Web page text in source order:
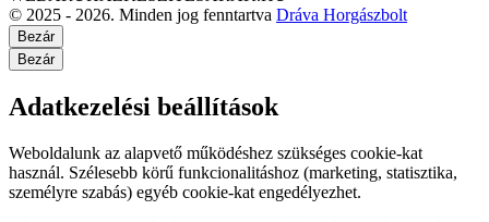
© 2025 - 2026. Minden jog fenntartva Dráva Horgászbolt
Bezár
Bezár
Adatkezelési beállítások
Weboldalunk az alapvető működéshez szükséges cookie-kat
használ. Szélesebb körű funkcionalitáshoz (marketing, statisztika,
személyre szabás) egyéb cookie-kat engedélyezhet.